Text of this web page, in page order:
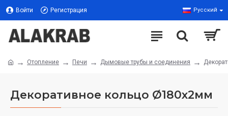
Войти Регистрация Русский
Отопление Печи Дымовые трубы и соединения
Декоративное кольцо Ø180x2мм